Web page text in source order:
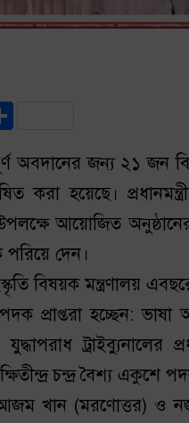
অবদানের জন্য ২১ জন
হয়েছে।
আয়োজিত
পরিয়ে দেন।
বিষয়ক মন্ত্রণালয়
প্রাপ্তরা হচ্ছেন:
চন্দ্র বৈশ্য একুশে
খান (মরণোত্তর) ও